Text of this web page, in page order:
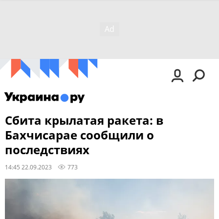
Сбита крылатая ракета: в
Бахчисарае сообщили о
последствиях
14:45 22.09.2023 773